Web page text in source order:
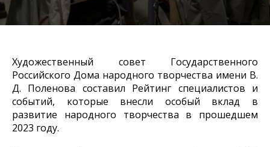
Художественный совет Государственного
Российского Дома народного творчества имени В.
Д. Поленова составил Рейтинг специалистов и
событий, которые внесли особый вклад в
развитие народного творчества в прошедшем
2023 году.